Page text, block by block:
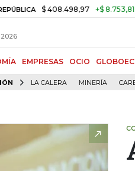
$ 408.498,97 +$ 8.753,81 +2,19%
2026
EMPRESAS OCIO
LA CALERA MINERÍA